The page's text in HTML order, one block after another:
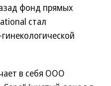
фонд прямых
стал
в себя ООО